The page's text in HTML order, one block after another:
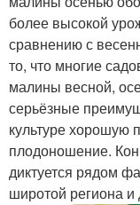
более высокой
сравнению с
то, что многие
малины весной,
серьёзные
культуре хорошую
плодоношение.
диктуется рядом
широтой региона и